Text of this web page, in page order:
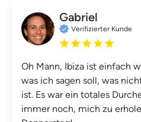
Gabriel
Verifizierter Kunde
Oh Mann, Ibiza ist einfach
was ich sagen soll, was
ist. Es war ein totales
immer noch, mich zu